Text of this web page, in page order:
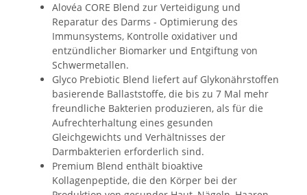
Alovéa CORE Blend zur Verteidigung und
Reparatur des Darms - Optimierung des
Immunsystems, Kontrolle oxidativer und
entzündlicher Biomarker und Entgiftung von
Schwermetallen.
Glyco Prebiotic Blend liefert auf Glykonährstoffen
basierende Ballaststoffe, die bis zu 7 Mal mehr
freundliche Bakterien produzieren, als für die
Aufrechterhaltung eines gesunden
Gleichgewichts und Verhältnisses der
Darmbakterien erforderlich sind.
Premium Blend enthält bioaktive
Kollagenpeptide, die den Körper bei der